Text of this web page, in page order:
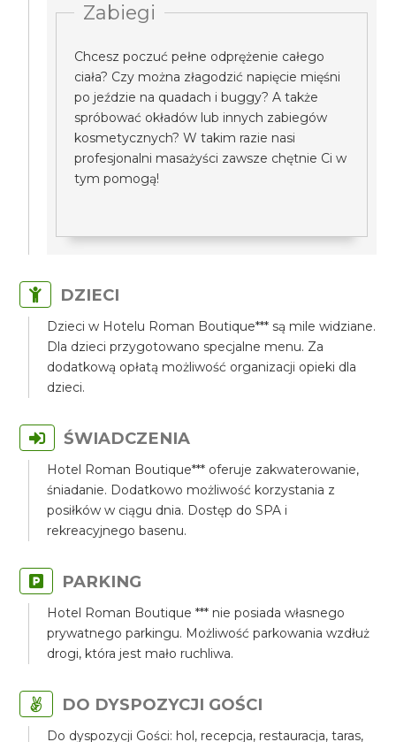
Zabiegi
Chcesz poczuć pełne odprężenie całego
ciała? Czy można złagodzić napięcie mięśni
po jeździe na quadach i buggy? A także
spróbować okładów lub innych zabiegów
kosmetycznych? W takim razie nasi
profesjonalni masażyści zawsze chętnie Ci w
tym pomogą!
DZIECI
Dzieci w Hotelu Roman Boutique*** są mile widziane.
Dla dzieci przygotowano specjalne menu. Za
dodatkową opłatą możliwość organizacji opieki dla
dzieci.
ŚWIADCZENIA
Hotel Roman Boutique*** oferuje zakwaterowanie,
śniadanie. Dodatkowo możliwość korzystania z
posiłków w ciągu dnia. Dostęp do SPA i
rekreacyjnego basenu.
PARKING
Hotel Roman Boutique *** nie posiada własnego
prywatnego parkingu. Możliwość parkowania wzdłuż
drogi, która jest mało ruchliwa.
DO DYSPOZYCJI GOŚCI
Do dyspozycji Gości: hol, recepcja, restauracja, taras,